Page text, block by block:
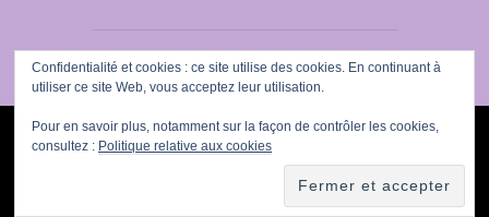
FIÈREMENT PROPULSÉ PAR
THEME WEAVER|
WOLFORG.
Confidentialité et cookies : ce site utilise des cookies. En continuant à
utiliser ce site Web, vous acceptez leur utilisation.
Pour en savoir plus, notamment sur la façon de contrôler les cookies,
consultez : Politique relative aux cookies